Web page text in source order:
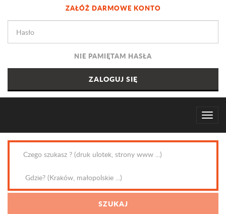
ZAŁÓŻ DARMOWE KONTO
NIE PAMIĘTAM HASŁA